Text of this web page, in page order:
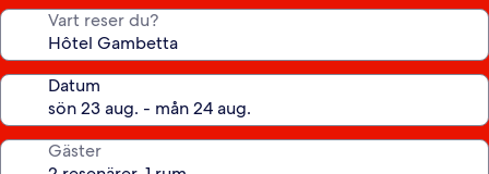
Vart reser du?
Datum
Gäster